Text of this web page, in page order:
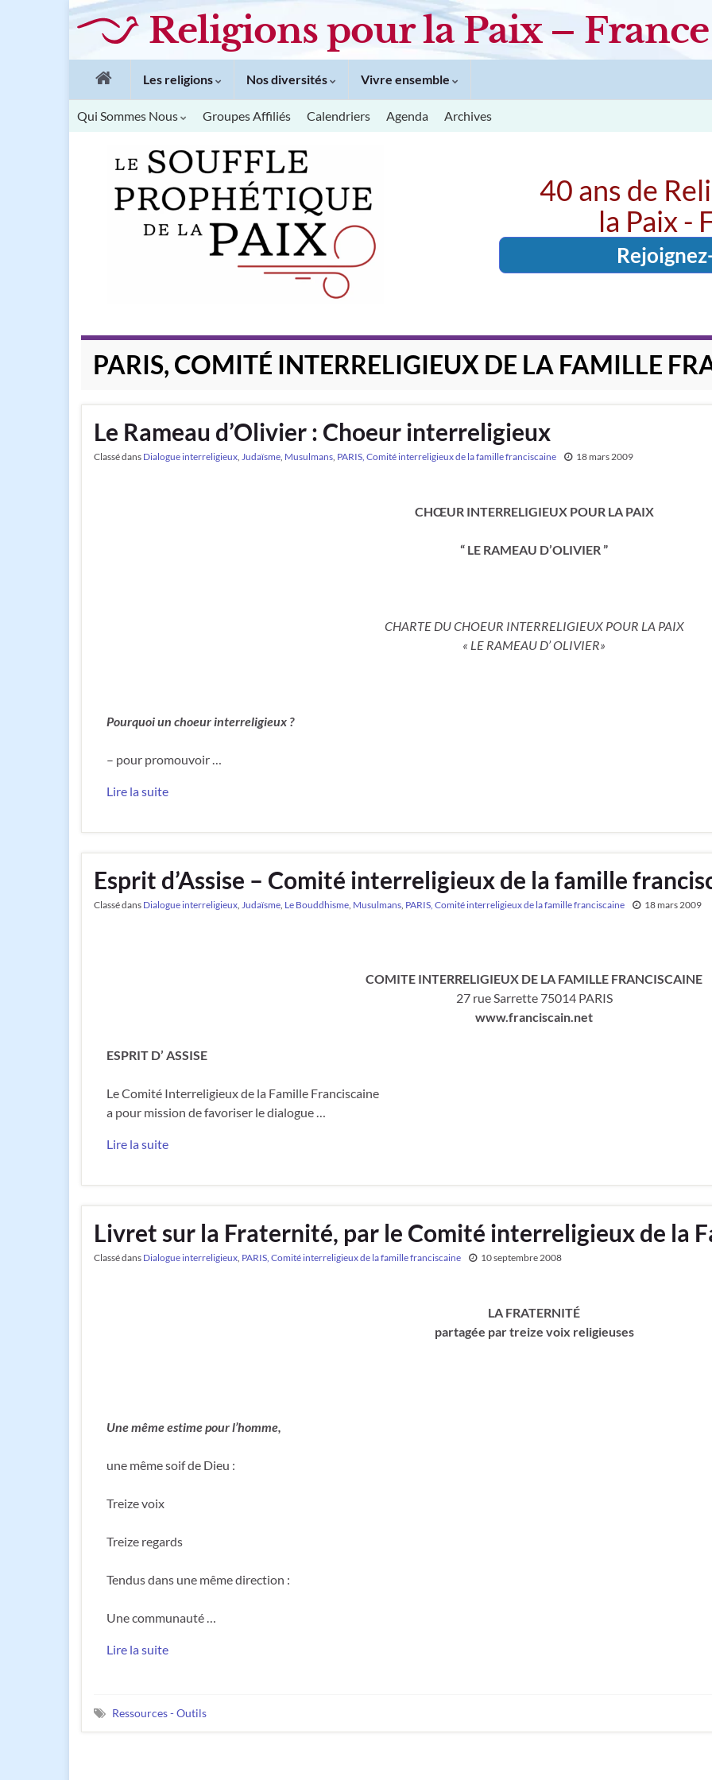
Religions pour la Paix – France
Les religions Nos diversités Vivre ensemble
Qui Sommes Nous Groupes Affiliés Calendriers Agenda Archives
40 ans de
la Paix -
PARIS, COMITÉ INTERRELIGIEUX DE LA FAMILLE
Le Rameau d’Olivier : Choeur interreligieux
Classé dans Dialogue interreligieux Judaïsme Musulmans PARIS, Comité interreligieux de la famille franciscaine 18 mars 2009
CHŒUR INTERRELIGIEUX POUR LA PAIX
“ LE RAMEAU D’OLIVIER ”
CHARTE DU CHOEUR INTERRELIGIEUX POUR LA PAIX
« LE RAMEAU D’ OLIVIER»
Pourquoi un choeur interreligieux ?
– pour promouvoir …
Lire la suite
Esprit d’Assise – Comité interreligieux de la famille
Classé dans Dialogue interreligieux Judaïsme Le Bouddhisme Musulmans PARIS, Comité interreligieux de la famille franciscaine 18 mars 2009
COMITE INTERRELIGIEUX DE LA FAMILLE FRANCISCAINE
27 rue Sarrette 75014 PARIS
www.franciscain.net
ESPRIT D’ ASSISE
Le Comité Interreligieux de la Famille Franciscaine
a pour mission de favoriser le dialogue …
Lire la suite
Livret sur la Fraternité, par le Comité interreligieux de la
Classé dans Dialogue interreligieux PARIS, Comité interreligieux de la famille franciscaine 10 septembre 2008
LA FRATERNITÉ
partagée par treize voix religieuses
Une même estime pour l’homme,
une même soif de Dieu :
Treize voix
Treize regards
Tendus dans une même direction :
Une communauté …
Lire la suite
Ressources - Outils